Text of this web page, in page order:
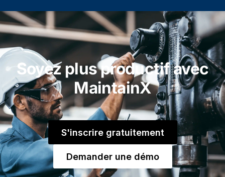
Soyez plus productif avec
MaintainX
S'inscrire gratuitement
Demander une démo